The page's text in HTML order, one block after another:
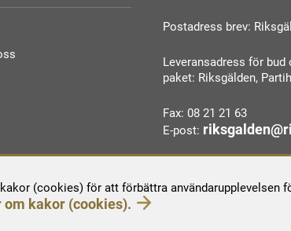
(cookies) för att förbättra
om kakor (cookies).
Postadress brev:
Leveransadress för bud
paket: Riksgälden,
Fax: 08 21 21 63
E-post: